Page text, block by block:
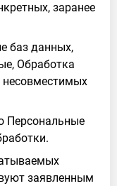
заранее
баз данных,
Обработка
несовместимых
Персональные
заявленным